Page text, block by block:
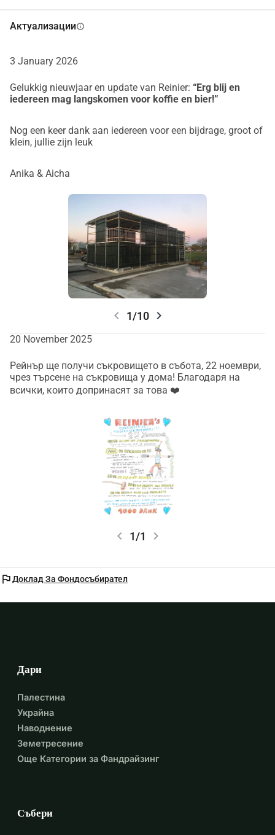
Актуализацииinfo
3 January 2026
Gelukkig nieuwjaar en update van Reinier: “Erg blij en
iedereen mag langskomen voor koffie en bier!”
Nog een keer dank aan iedereen voor een bijdrage, groot of
klein, jullie zijn leuk
Anika & Aicha
chevron_left 1/10 chevron_right
20 November 2025
Рейнър ще получи съкровището в събота, 22 ноември,
чрез търсене на съкровища у дома! Благодаря на
всички, които допринасят за това ❤️
chevron_left 1/1 chevron_right
flagДоклад За Фондосъбирател
Дари
Палестина
Украйна
Наводнение
Земетресение
Още Категории за Фандрайзинг
Събери